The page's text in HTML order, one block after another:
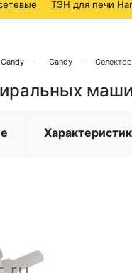
ТЭН для печи
Candy